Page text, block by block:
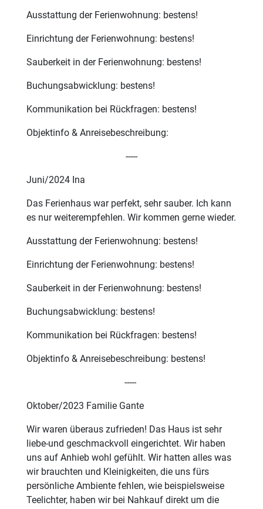
Ausstattung der Ferienwohnung: bestens!
Einrichtung der Ferienwohnung: bestens!
Sauberkeit in der Ferienwohnung: bestens!
Buchungsabwicklung: bestens!
Kommunikation bei Rückfragen: bestens!
Objektinfo & Anreisebeschreibung:
-----
Juni/2024 Ina
Das Ferienhaus war perfekt, sehr sauber. Ich kann
es nur weiterempfehlen. Wir kommen gerne wieder.
Ausstattung der Ferienwohnung: bestens!
Einrichtung der Ferienwohnung: bestens!
Sauberkeit in der Ferienwohnung: bestens!
Buchungsabwicklung: bestens!
Kommunikation bei Rückfragen: bestens!
Objektinfo & Anreisebeschreibung: bestens!
-----
Oktober/2023 Familie Gante
Wir waren überaus zufrieden! Das Haus ist sehr
liebe-und geschmackvoll eingerichtet. Wir haben
uns auf Anhieb wohl gefühlt. Wir hatten alles was
wir brauchten und Kleinigkeiten, die uns fürs
persönliche Ambiente fehlen, wie beispielsweise
Teelichter, haben wir bei Nahkauf direkt um die